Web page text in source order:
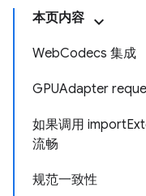
本页内容
WebCodecs 集成
GPUAdapter
如果调用
流畅
规范一致性